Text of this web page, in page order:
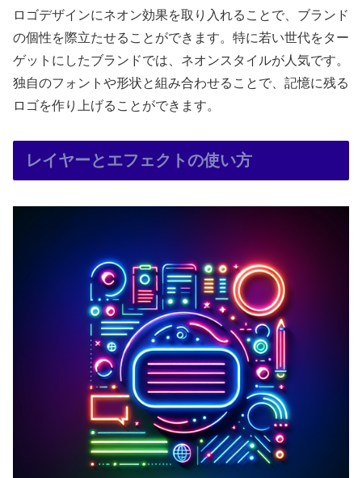
ロゴデザインにネオン効果を取り入れることで、ブランド
の個性を際立たせることができます。特に若い世代をター
ゲットにしたブランドでは、ネオンスタイルが人気です。
独自のフォントや形状と組み合わせることで、記憶に残る
ロゴを作り上げることができます。
レイヤーとエフェクトの使い方